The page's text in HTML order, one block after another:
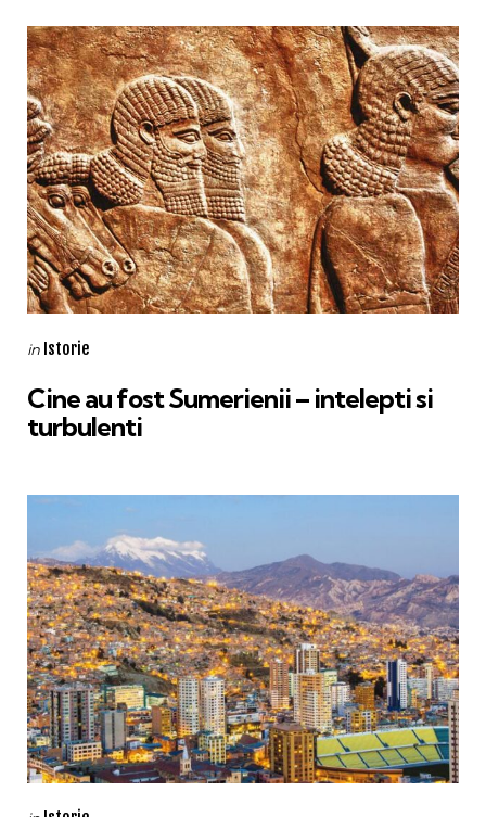
Categories
Posted
in Istorie
Cine au fost Sumerienii – intelepti si
turbulenti
Categories